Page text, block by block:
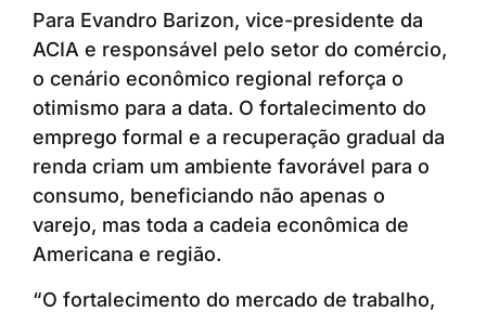
Para Evandro Barizon, vice-presidente da
ACIA e responsável pelo setor do comércio,
o cenário econômico regional reforça o
otimismo para a data. O fortalecimento do
emprego formal e a recuperação gradual da
renda criam um ambiente favorável para o
consumo, beneficiando não apenas o
varejo, mas toda a cadeia econômica de
Americana e região.
“O fortalecimento do mercado de trabalho,